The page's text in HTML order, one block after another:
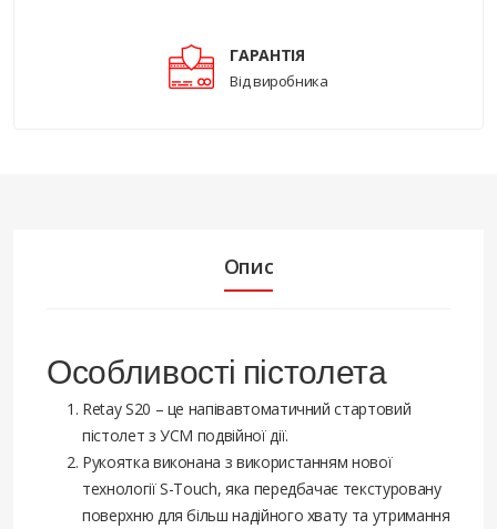
ГАРАНТІЯ
Від виробника
Опис
Особливості пістолета
Retay S20 – це напівавтоматичний стартовий
пістолет з УСМ подвійної дії.
Рукоятка виконана з використанням нової
технології S-Touch, яка передбачає текстуровану
поверхню для більш надійного хвату та утримання